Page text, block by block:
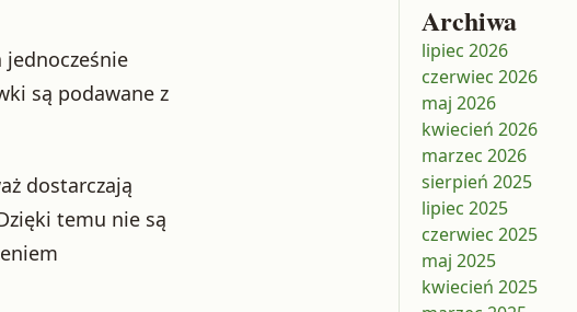
są podawane z
dostarczają
temu nie są
Archiwa
lipiec 2026
czerwiec 2026
maj 2026
kwiecień 2026
marzec 2026
sierpień 2025
lipiec 2025
czerwiec 2025
maj 2025
kwiecień 2025